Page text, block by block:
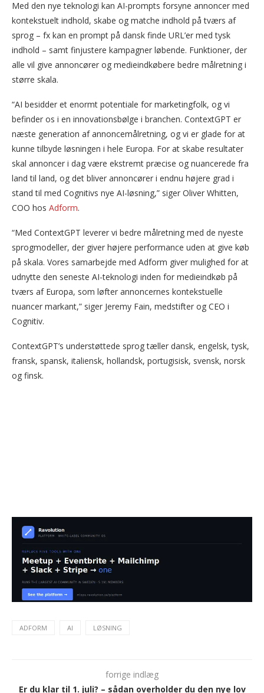
Med den nye teknologi kan AI-prompts forsyne annoncer med
kontekstuelt indhold, skabe og matche indhold på tværs af
sprog – fx kan en prompt på dansk finde URL’er med tysk
indhold – samt finjustere kampagner løbende. Funktioner, der
alle vil give annoncører og medieindkøbere bedre målretning i
større skala.
“AI besidder et enormt potentiale for marketingfolk, og vi
befinder os i en innovationsbølge i branchen. ContextGPT er
næste generation af annoncemålretning, og vi er glade for at
kunne tilbyde løsningen i hele Europa. For at skabe resultater
skal annoncer i dag være ekstremt præcise og nuancerede fra
land til land, og det bliver annoncører i endnu højere grad i
stand til med Cognitivs nye AI-løsning,” siger Oliver Whitten,
COO hos Adform.
“Med ContextGPT leverer vi bedre målretning med de nyeste
sprogmodeller, der giver højere performance uden at give køb
på skala. Vores samarbejde med Adform giver mulighed for at
udnytte den seneste AI-teknologi inden for medieindkøb på
tværs af Europa, som løfter annoncernes kontekstuelle
nuancer markant,” siger Jeremy Fain, medstifter og CEO i
Cognitiv.
ContextGPT’s understøttede sprog tæller dansk, engelsk, tysk,
fransk, spansk, italiensk, hollandsk, portugisisk, svensk, norsk
og finsk.
ADFORM AI LØSNING
forrige indlæg
Er du klar til 1. juli? – sådan overholder du den nye lov